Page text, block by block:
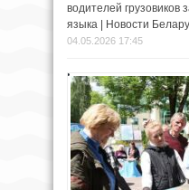
водителей грузовиков
языка | Новости
04.05.2026 17:45